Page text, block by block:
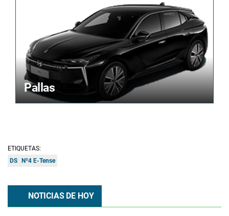
Pallas
ETIQUETAS:
DS Nº4 E-Tense
NOTICIAS DE HOY